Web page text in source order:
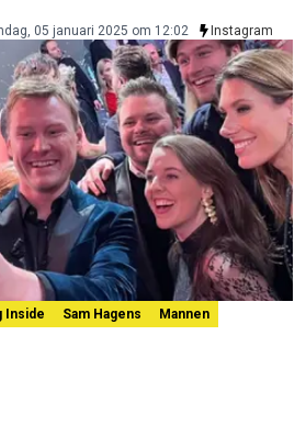
05 januari 2025 om 12:02 Instagram
Inside Sam Hagens Mannen